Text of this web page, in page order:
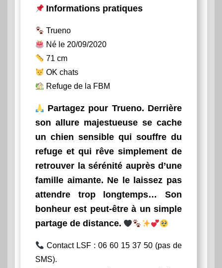
Informations pratiques
Trueno
Né le 20/09/2020
71 cm
OK chats
Refuge de la FBM
Partagez pour Trueno. Derrière
son allure majestueuse se cache
un chien sensible qui souffre du
refuge et qui rêve simplement de
retrouver la sérénité auprès d’une
famille aimante. Ne le laissez pas
attendre trop longtemps… Son
bonheur est peut-être à un simple
partage de distance.
Contact LSF : 06 60 15 37 50 (pas de
SMS).